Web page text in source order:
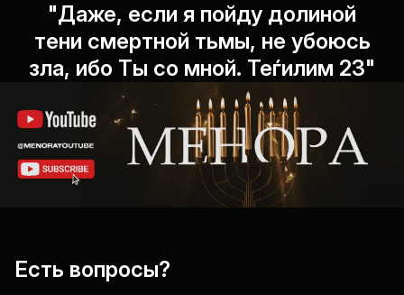
"Даже, если я пойду долиной
тени смертной тьмы, не убоюсь
зла, ибо Ты со мной. Теѓилим 23"
Есть вопросы?